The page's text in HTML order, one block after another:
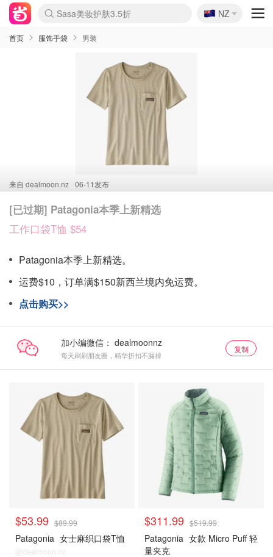
lululemon折扣上新
Sasa美妆护肤3.5折
SSENSE年中3折
FreshBeauty好价汇总
Cettire降价+叠9折
Farfetch折上8折
WWS Coles超市实拍
viagogo二手票捡漏
Myer清仓1折起
The Outnet奢牌1折起
David Jones 3折起
Flannels大牌1折
Perfumes Club护肤1折
AMIRO返校季6.2折
Oweek抽奖送Airpods
Amazon折扣汇总
eToro入金$200送$50
Amazon数码好物
ICONIC本周7.5折
ThedoubleF高奢地板价
Moose Knuckles 6折
丝芙兰5折起
EUFY官网3.7折起
Selenichast首饰2折
Trip机票酒店促销
YSL送5件彩妆礼
Amazon家居好物
BIGBANG巡演开票
David Jones时尚3折
Amazon美妆护肤
雅漾大喷$8
过敏原检测盒$33
伊索独家赠50ml沐浴露
科颜氏清仓3折
SEALIFE海洋馆门票6折
丝塔芙大白罐$16
订阅Newsletter送香薰
Cult Beauty 6.8折
Harrods圣诞日历2.3折
LN-CC奢牌私促3折
d'Alba空姐喷雾$16
EVE LOM套装逆天2折
Bernardelli独家4折
Adore Beauty 6折起
CT圣诞日历
Mytheresa奢品2.7折
Luxury Escapes 9折
Currentbody美容仪9折
卡诗9折+赠4件礼
MOON Garden Live
ALLSAINTS美衣3折
Roborock扫地机3.7折
Tingo Life水杯$24
Valentino官网5折
CR洗发护发6.3折
🇳🇿
NZ
首页 服饰手袋 男装
来自 dealmoon.nz 06-11发布
[已过期] Patagonia本季上新精选
工作口袋T恤 $54
Patagonia本季上新精选。
运费$10，订单满$150新西兰境内免运费。
点击购买>>
加小编微信：
每天刷刷朋友圈，精华折扣不漏掉
复制
$53.99 $89.99
Patagonia 女士麻织口袋T恤
@dealmoon.nz
$311.99 $519.99
Patagonia 女款 Micro Puff 轻
量夹克